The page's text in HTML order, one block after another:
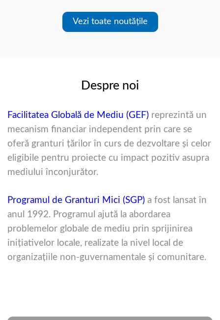
Vezi toate noutățile
Despre noi
Facilitatea Globală de Mediu (GEF) reprezintă un
mecanism financiar independent prin care se
oferă granturi ţărilor în curs de dezvoltare şi celor
eligibile pentru proiecte cu impact pozitiv asupra
mediului înconjurător.
Programul de Granturi Mici (SGP) a fost lansat în
anul 1992. Programul ajută la abordarea
problemelor globale de mediu prin sprijinirea
iniţiativelor locale, realizate la nivel local de
organizaţiile non-guvernamentale şi comunitare.